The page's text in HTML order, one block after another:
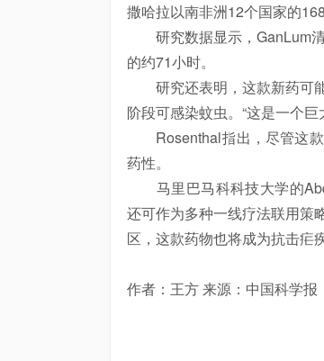
撒哈拉以南非洲12个国家的
研究数据显示，GanLum清
的约71小时。
研究还表明，这款新药可
阶段可感染蚊虫。“这是一个
Rosenthal指出，尽管这款
药性。
马里巴马科科技大学的
还可作为多种一线疗法联用策
区，这款药物也将成为抗击疟
作者：王方 来源：中国科学报